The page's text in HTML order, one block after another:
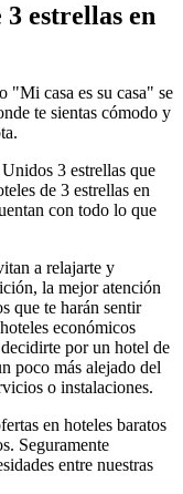
estrellas en
"Mi casa es su casa" se
te sientas cómodo y
3 estrellas que
de 3 estrellas en
con todo lo que
a relajarte y
la mejor atención
que te harán sentir
económicos
por un hotel de
poco más alejado del
o instalaciones.
en hoteles baratos
Seguramente
entre nuestras